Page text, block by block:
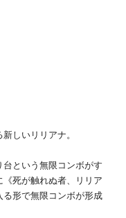
しいリリアナ。
台という無限コンボがす
死が触れぬ者、リリア
形で無限コンボが形成